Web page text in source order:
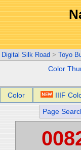
Digital Silk Road > Toyo
Color
Color IIIF
Page